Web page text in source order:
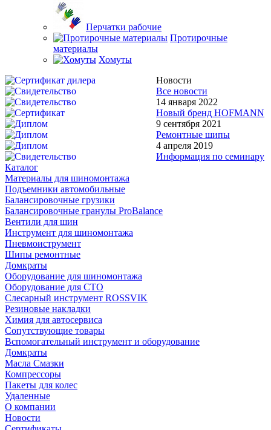
Перчатки рабочие
Протирочные
материалы
Хомуты
Новости
Все новости
14 января 2022
Новый бренд HOFMANN
9 сентября 2021
Ремонтные шипы
4 апреля 2019
Информация по семинару
Каталог
Материалы для шиномонтажа
Подъемники автомобильные
Балансировочные грузики
Балансировочные гранулы ProBalance
Вентили для шин
Инструмент для шиномонтажа
Пневмоиструмент
Шипы ремонтные
Домкраты
Оборудование для шиномонтажа
Оборудование для СТО
Слесарный инструмент ROSSVIK
Резиновые накладки
Химия для автосервиса
Сопутствующие товары
Вспомогательный инструмент и оборудование
Домкраты
Масла Смазки
Компрессоры
Пакеты для колес
Удаленные
О компании
Новости